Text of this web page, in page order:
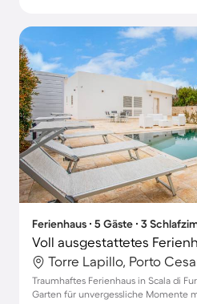
Ferienhaus ∙ 5 Gäste ∙ 3
Torre Lapillo, Porto
Traumhaftes Ferienhaus in Scala di
Garten für unvergessliche Momente